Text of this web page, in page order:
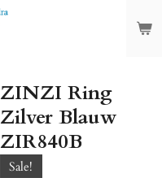
ZINZI Ring
Zilver Blauw
ZIR840B
Sale!